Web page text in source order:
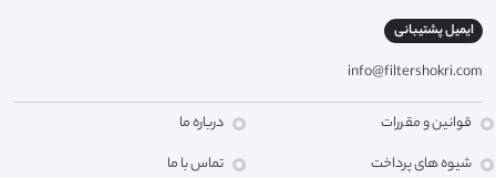
ایمیل پشتیبانی
info@filtershokri.com
قوانین و مقررات
شیوه های پرداخت
درباره ما
تماس با ما